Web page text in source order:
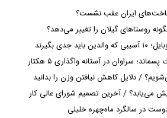
ایران عقب نشست؟
روستاهای گیلان را تغییر می‌دهد؟
بگیرند
سراوان در آستانه واگذاری ۵ هکتار
/ دلایل کاهش نیافتن وزن را بدانید
می‌یابد؟ / آخرین تصمیم شورای عالی کار
در سالگرد ماه‌چهره خلیلی